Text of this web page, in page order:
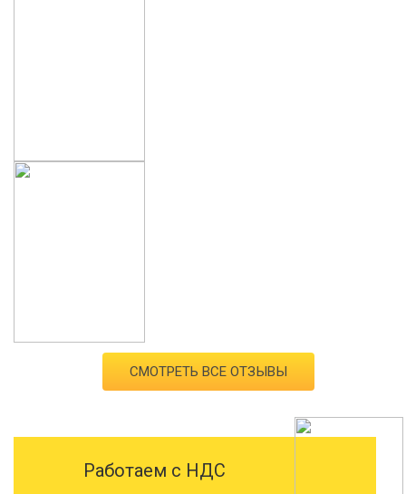
СМОТРЕТЬ ВСЕ ОТЗЫВЫ
Работаем с НДС